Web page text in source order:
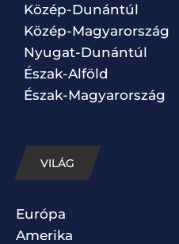
Közép-Dunántúl
Közép-Magyarország
Nyugat-Dunántúl
Észak-Alföld
Észak-Magyarország
VILÁG
Európa
Amerika